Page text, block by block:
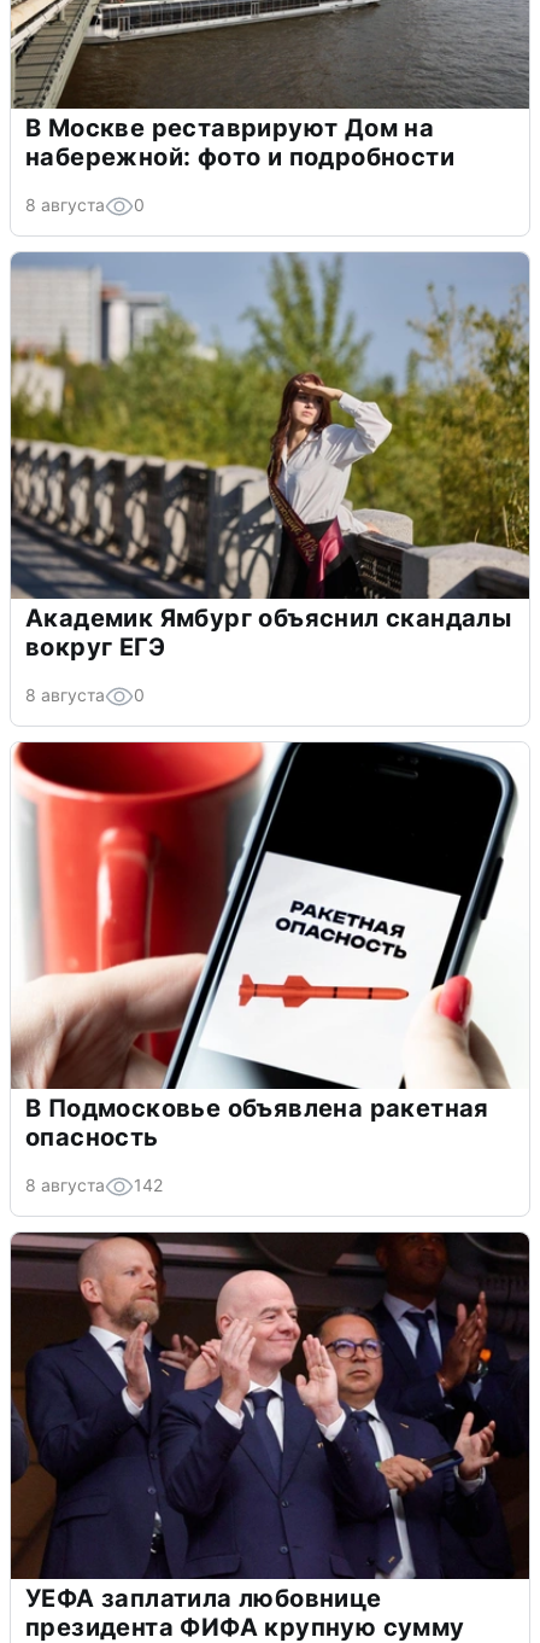
В Москве реставрируют Дом на
набережной: фото и подробности
8 августа 0
Академик Ямбург объяснил скандалы
вокруг ЕГЭ
8 августа 0
В Подмосковье объявлена ракетная
опасность
8 августа 142
УЕФА заплатила любовнице
президента ФИФА крупную сумму